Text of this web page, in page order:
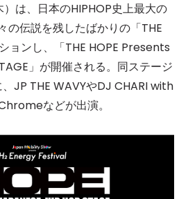
は、日本のHIPHOP史上最大の
の伝説を残したばかりの「THE
ョンし、「THE HOPE Presents
」が開催される。同ステージ
JP THE WAVYやDJ CHARI with
などが出演。